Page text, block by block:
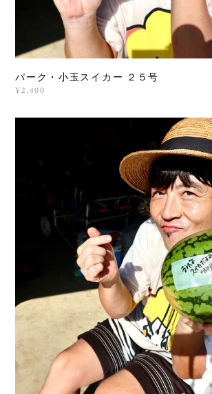
パーク・小玉スイカー ２５号
¥2,400